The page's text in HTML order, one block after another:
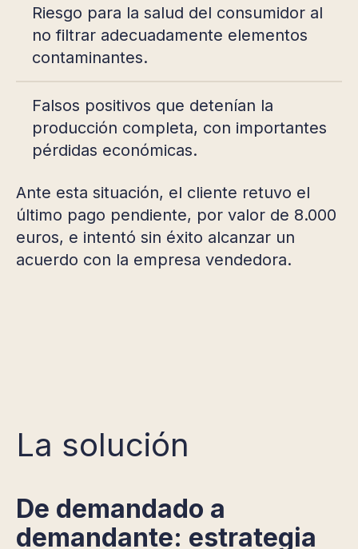
Riesgo para la salud del consumidor al
no filtrar adecuadamente elementos
contaminantes.
Falsos positivos que detenían la
producción completa, con importantes
pérdidas económicas.
Ante esta situación, el cliente retuvo el
último pago pendiente, por valor de 8.000
euros, e intentó sin éxito alcanzar un
acuerdo con la empresa vendedora.
La solución
De demandado a
demandante: estrategia